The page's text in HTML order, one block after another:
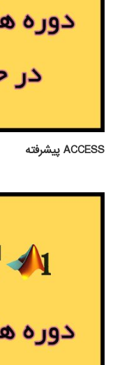
ACCESS پيشرفته